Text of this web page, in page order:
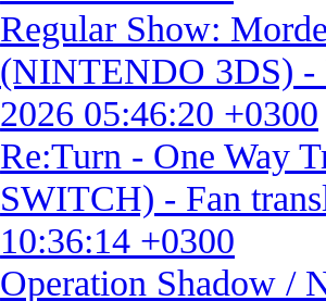
Regular Show:
(NINTENDO 3DS) -
2026 05:46:20 +0300
Re:Turn - One Way
SWITCH) - Fan
10:36:14 +0300
Operation Shadow